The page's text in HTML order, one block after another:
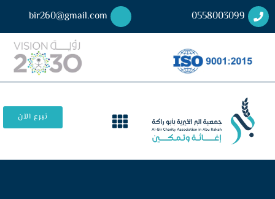
0558003099
bir260@gmail.com
تبرع الآن